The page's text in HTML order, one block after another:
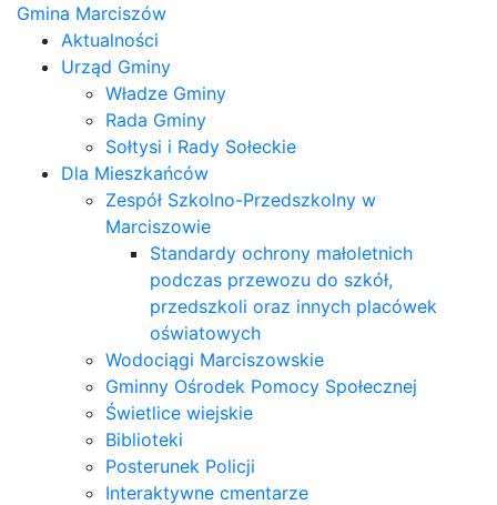
Gmina Marciszów
Aktualności
Urząd Gminy
Władze Gminy
Rada Gminy
Sołtysi i Rady Sołeckie
Dla Mieszkańców
Zespół Szkolno-Przedszkolny w
Marciszowie
Standardy ochrony małoletnich
podczas przewozu do szkół,
przedszkoli oraz innych placówek
oświatowych
Wodociągi Marciszowskie
Gminny Ośrodek Pomocy Społecznej
Świetlice wiejskie
Biblioteki
Posterunek Policji
Interaktywne cmentarze